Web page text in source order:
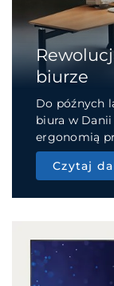
biurze
Do późnych
biura w
ergonomią
Czytaj